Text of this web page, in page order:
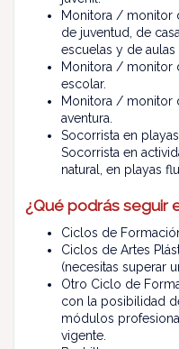
Monitora / monitor
de juventud, de
escuelas y de aulas
Monitora / monitor
escolar.
Monitora / monitor
aventura.
Socorrista en
Socorrista en
natural, en playas
¿Qué podrás seguir
Ciclos de
Ciclos de Artes
(necesitas superar
Otro Ciclo de
con la posibilidad
módulos
vigente.